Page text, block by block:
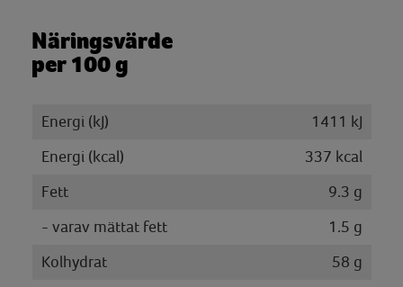
Näringsvärde
per 100 g
Energi (kJ)
1411 kJ
Energi (kcal)
337 kcal
Fett
9.3 g
- varav mättat fett
1.5 g
Kolhydrat
58 g